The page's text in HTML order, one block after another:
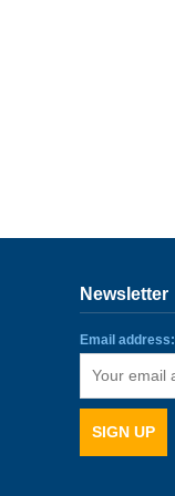
Newsletter
Email address: